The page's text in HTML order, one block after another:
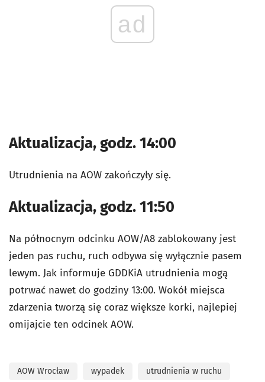
ad
Aktualizacja, godz. 14:00
Utrudnienia na AOW zakończyły się.
Aktualizacja, godz. 11:50
Na północnym odcinku AOW/A8 zablokowany jest
jeden pas ruchu, ruch odbywa się wyłącznie pasem
lewym. Jak informuje GDDKiA utrudnienia mogą
potrwać nawet do godziny 13:00. Wokół miejsca
zdarzenia tworzą się coraz większe korki, najlepiej
omijajcie ten odcinek AOW.
AOW Wrocław wypadek utrudnienia w ruchu